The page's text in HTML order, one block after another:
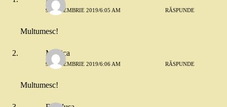
9 SEPTEMBRIE 2019/6:05 AM RĂSPUNDE
Multumesc!
Monica
9 SEPTEMBRIE 2019/6:06 AM RĂSPUNDE
Multumesc!